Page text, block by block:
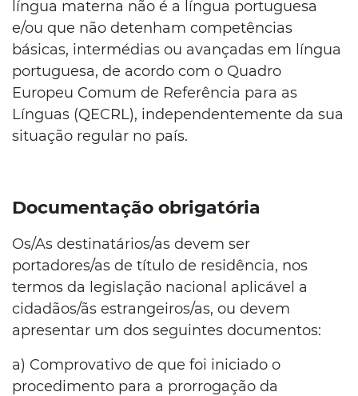
língua materna não é a língua portuguesa
e/ou que não detenham competências
básicas, intermédias ou avançadas em língua
portuguesa, de acordo com o Quadro
Europeu Comum de Referência para as
Línguas (QECRL), independentemente da sua
situação regular no país.
Documentação obrigatória
Os/As destinatários/as devem ser
portadores/as de título de residência, nos
termos da legislação nacional aplicável a
cidadãos/ãs estrangeiros/as, ou devem
apresentar um dos seguintes documentos:
a) Comprovativo de que foi iniciado o
procedimento para a prorrogação da